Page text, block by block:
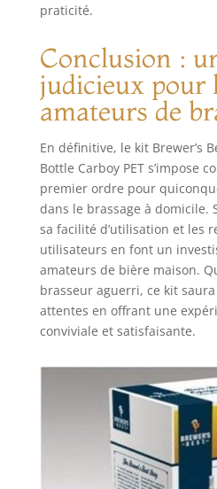
praticité.
Conclusion :
judicieux pour
amateurs de
En définitive, le kit Brewer’s
Bottle Carboy PET s’impose
premier ordre pour
dans le brassage à domicile.
sa facilité d’utilisation et les
utilisateurs en font un
amateurs de bière maison.
brasseur aguerri, ce kit
attentes en offrant une
conviviale et satisfaisante.